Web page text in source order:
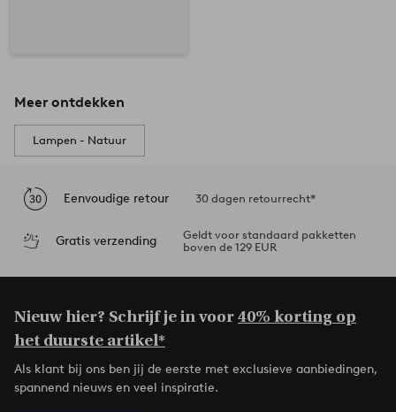
Meer ontdekken
Lampen - Natuur
Eenvoudige retour 30 dagen retourrecht*
Gratis verzending
Geldt voor standaard pakketten
boven de 129 EUR
Nieuw hier? Schrijf je in voor40% korting op
het duurste artikel*
Als klant bij ons ben jij de eerste met exclusieve aanbiedingen,
spannend nieuws en veel inspiratie.